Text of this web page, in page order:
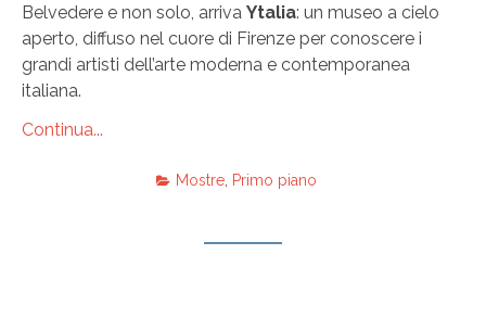
Belvedere e non solo, arriva Ytalia: un museo a cielo
aperto, diffuso nel cuore di Firenze per conoscere i
grandi artisti dell’arte moderna e contemporanea
italiana.
Continua...
Mostre, Primo piano